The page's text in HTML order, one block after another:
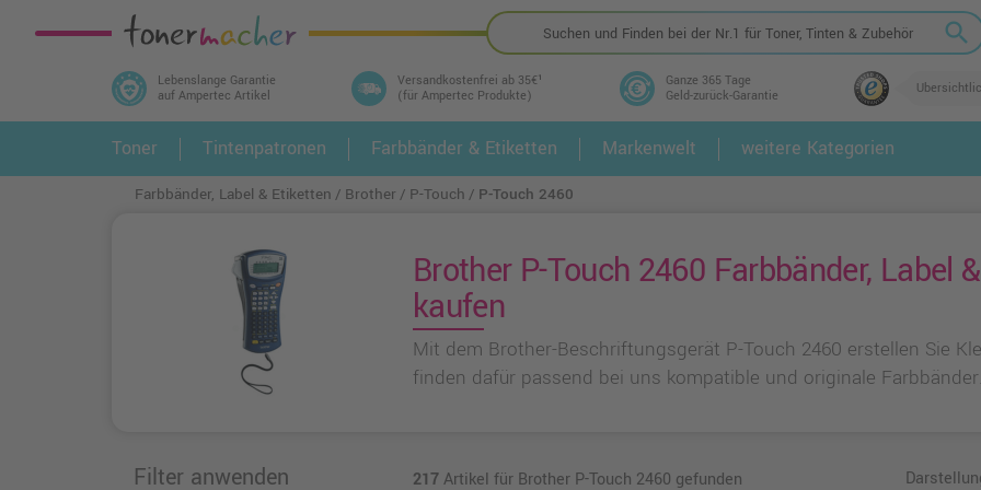
search
Lebenslange Garantie
auf Ampertec Artikel
Versandkostenfrei ab 35€¹
(für Ampertec Produkte)
Ganze 365 Tage
Geld-zurück-Garantie
In 3 einfachen Schritten ihr Druckermodell
und alle dazu passenden Artikel finden ➤ 1. 2.
Toner Tintenpatronen Farbbänder & Etiketten Markenwelt weitere Kategorien
Farbbänder, Label & Etiketten Brother P-Touch P-Touch 2460
Brother P-Touch 2460 Farbbänder, Label
kaufen
Mit dem Brother-Beschriftungsgerät P-Touch 2460 erstellen Sie
finden dafür passend bei uns kompatible und originale Farbbänder.
Filter anwenden 217Artikel für Brother P-Touch 2460 gefunden